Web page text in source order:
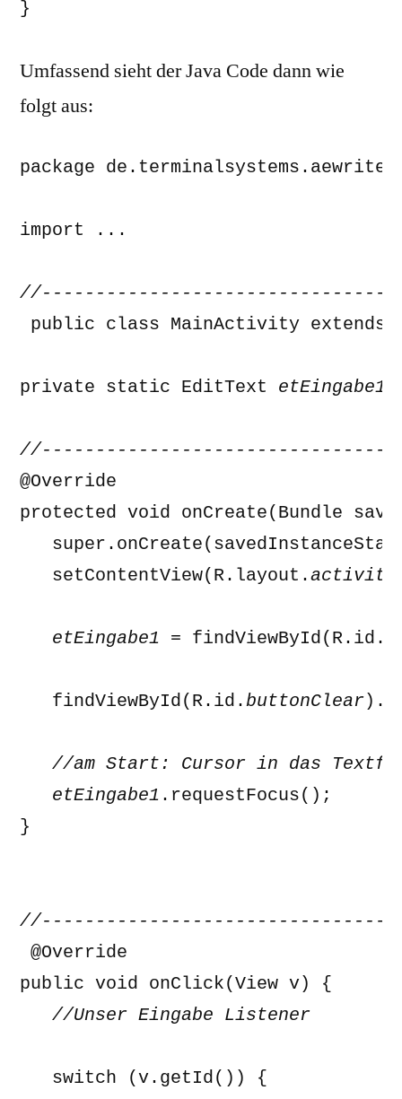
}
Umfassend sieht der Java Code dann wie
folgt aus:
package
import ...
public class MainActivity extends
private static EditText etEingabe1
@Override
protected void onCreate(Bundle
   setContentView(R.layout.
   etEingabe1
= findViewById(R.id.
   findViewById(R.id.
buttonClear
//am Start: Cursor in das
   etEingabe1
.requestFocus();
}
@Override
   //Unser Eingabe Listener
   switch (v.getId()) {